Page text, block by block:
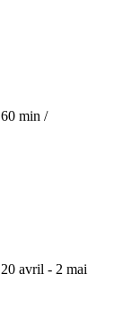
60 min /
20 avril - 2 mai